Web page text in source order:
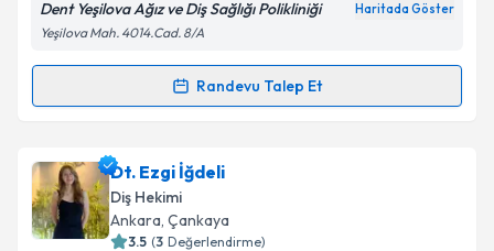
kapsamda işlenmesini kabul ediyorum.
Takvim Talebini Gönder
Dent Yeşilova Ağız ve Diş Sağlığı Polikliniği Haritada Göster
Yeşilova Mah. 4014.Cad. 8/A
Randevu Talep Et
Randevu Takvimi Talebi
Dt. Metehan Çalışkan
oluşturun. Size bu uzmandan randevu almanız için bir
takvim hazırlandığında e-posta ile bilgilendireceğiz.
Dt. Ezgi İğdeli
Diş Hekimi
Ankara, Çankaya
3.5 (3 Değerlendirme)